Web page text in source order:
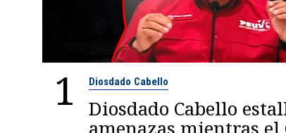
1 Diosdado Cabello
Diosdado Cabello
amenazas mientras el